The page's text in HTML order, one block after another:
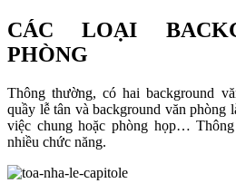
CÁC LOẠI
PHÒNG
Thông thường, có hai background
quầy lễ tân và background văn phòng
việc chung hoặc phòng họp…
nhiều chức năng.